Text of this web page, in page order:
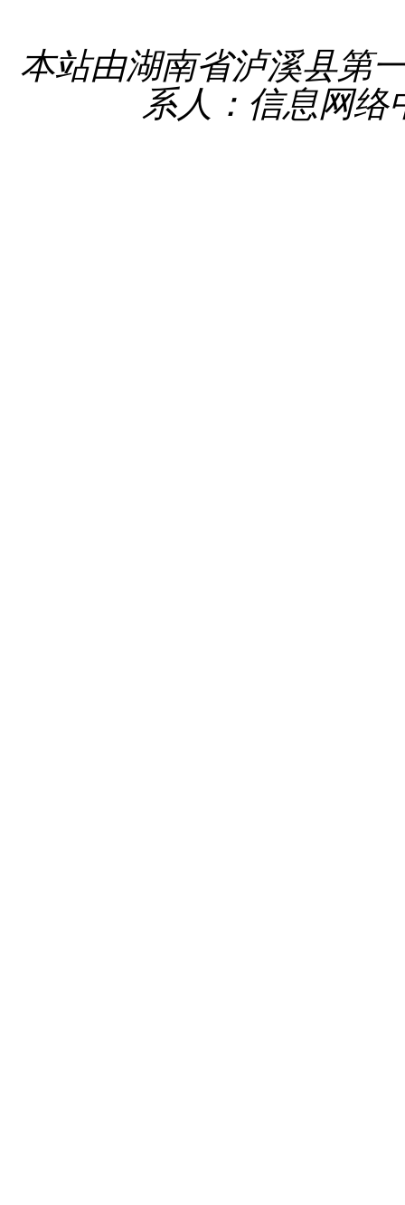
本站由湖南省泸溪县第
系人：信息网络